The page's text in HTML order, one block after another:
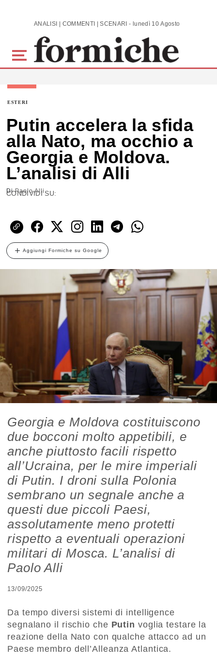
Skip to main content ANALISI | COMMENTI | SCENARI - lunedì 10 Agosto 2026
ESTERI
Putin accelera la sfida
alla Nato, ma occhio a
Georgia e Moldova.
L’analisi di Alli
DiPaolo Alli
CONDIVIDI SU:
Aggiungi Formiche su Google
Georgia e Moldova costituiscono
due bocconi molto appetibili, e
anche piuttosto facili rispetto
all’Ucraina, per le mire imperiali
di Putin. I droni sulla Polonia
sembrano un segnale anche a
questi due piccoli Paesi,
assolutamente meno protetti
rispetto a eventuali operazioni
militari di Mosca. L’analisi di
Paolo Alli
13/09/2025
Da tempo diversi sistemi di intelligence
segnalano il rischio che Putin voglia testare la
reazione della Nato con qualche attacco ad un
Paese membro dell’Alleanza Atlantica.